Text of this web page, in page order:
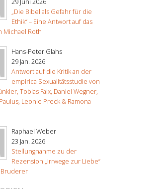
„Die Bibel als Gefahr für die
Ethik“ – Eine Antwort auf das
Michael Roth
Hans-Peter Glahs
29 Jan. 2026
Antwort auf die Kritik an der
empirica Sexualitätsstudie von
Tobias Faix, Daniel Wegner,
Leonie Preck & Ramona
Raphael Weber
23 Jan. 2026
Stellungnahme zu der
Rezension „Irrwege zur Liebe“
Bruderer